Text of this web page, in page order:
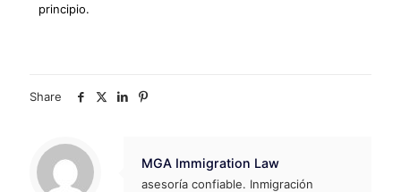
principio.
Share
MGA Immigration Law
asesoría confiable. Inmigración